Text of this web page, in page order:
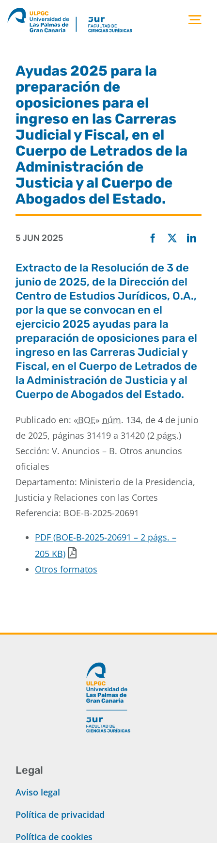
Saltar
titulaciones
estudiantes
calidad
movilidad
Ayudas 2025 para la
preparación de
oposiciones para el
ingreso en las Carreras
Judicial y Fiscal, en el
Cuerpo de Letrados de la
Administración de
Justicia y al Cuerpo de
Abogados del Estado.
5 JUN 2025
Extracto de la Resolución de 3 de
junio de 2025, de la Dirección del
Centro de Estudios Jurídicos, O.A.,
por la que se convocan en el
ejercicio 2025 ayudas para la
preparación de oposiciones para el
ingreso en las Carreras Judicial y
Fiscal, en el Cuerpo de Letrados de
la Administración de Justicia y al
Cuerpo de Abogados del Estado.
Publicado en: «BOE» núm. 134, de 4 de junio
de 2025, páginas 31419 a 31420 (2 págs.)
Sección: V. Anuncios – B. Otros anuncios
oficiales
Departamento: Ministerio de la Presidencia,
Justicia y Relaciones con las Cortes
Referencia: BOE-B-2025-20691
PDF (BOE-B-2025-20691 – 2 págs. –
205 KB)
Otros formatos
Legal
Aviso legal
Política de privacidad
Política de cookies